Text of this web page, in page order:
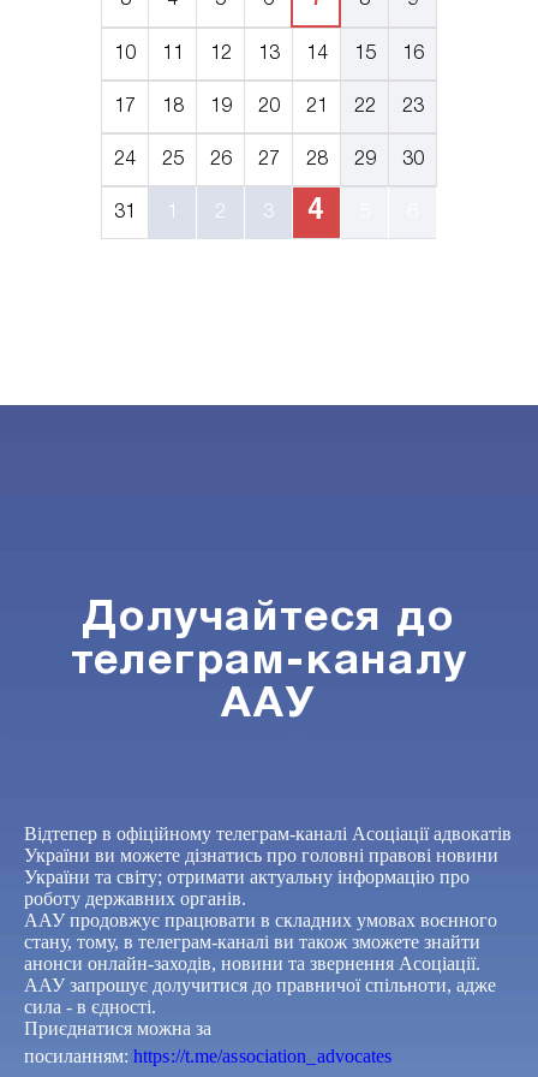
10 12 13 14 15 16
17 18 19 20 21 22 23
24 25 26 27 28 29 30
31 2 3 4
Долучайтеся до
телеграм-каналу
ААУ
Відтепер в офіційному телеграм-каналі Асоціації адвокатів
України ви можете дізнатись про головні правові новини
України та світу; отримати актуальну інформацію про
роботу державних органів.
ААУ продовжує працювати в складних умовах воєнного
стану, тому, в телеграм-каналі ви також зможете знайти
анонси онлайн-заходів, новини та звернення Асоціації.
ААУ запрошує долучитися до правничої спільноти, адже
сила - в єдності.
Приєднатися можна за
посиланням: https://t.me/association_advocates